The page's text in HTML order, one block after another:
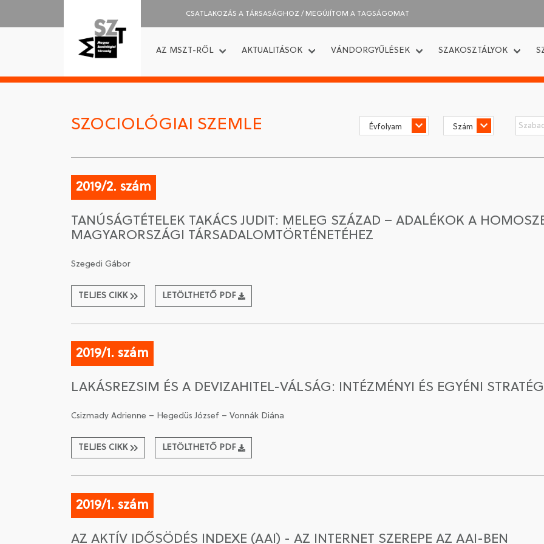
CSATLAKOZÁS A TÁRSASÁGHOZ / MEGÚJÍTOM A TAGSÁGOMAT
AZ MSZT-RŐL AKTUALITÁSOK VÁNDORGYŰLÉSEK SZAKOSZTÁLYOK
SZOCIOLÓGIAI SZEMLE
2019/2. szám
TANÚSÁGTÉTELEK TAKÁCS JUDIT: MELEG SZÁZAD – ADALÉKOK A
MAGYARORSZÁGI TÁRSADALOMTÖRTÉNETÉHEZ
Szegedi Gábor
TELJES CIKK LETÖLTHETŐ PDF
2019/1. szám
LAKÁSREZSIM ÉS A DEVIZAHITEL-VÁLSÁG: INTÉZMÉNYI ÉS EGYÉNI
Csizmady Adrienne – Hegedüs József – Vonnák Diána
TELJES CIKK LETÖLTHETŐ PDF
2019/1. szám
AZ AKTÍV IDŐSÖDÉS INDEXE (AAI) - AZ INTERNET SZEREPE AZ AAI-BEN